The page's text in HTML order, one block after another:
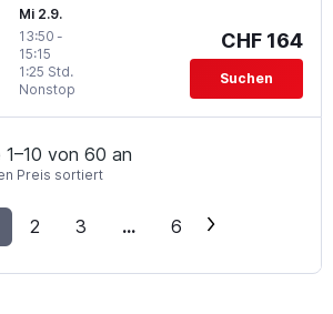
Mi 2.9.
13:50 -
15:15
Nonstop
1:25 Std.
CHF 164
Suchen
1–10 von 60 an
Preis sortiert
2 3 ... 6